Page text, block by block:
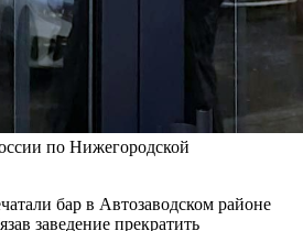
по Нижегородской
бар в Автозаводском районе
заведение прекратить